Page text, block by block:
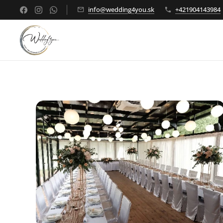
info@wedding4you.sk +421904143984